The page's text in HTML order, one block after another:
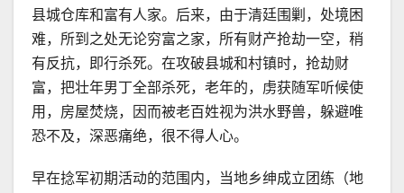
县城仓库和富有人家。后来，由于清廷围剿，处境困
难，所到之处无论穷富之家，所有财产抢劫一空，稍
有反抗，即行杀死。在攻破县城和村镇时，抢劫财
富，把壮年男丁全部杀死，老年的，虏获随军听候使
用，房屋焚烧，因而被老百姓视为洪水野兽，躲避唯
恐不及，深恶痛绝，很不得人心。
早在捻军初期活动的范围内，当地乡绅成立团练（地